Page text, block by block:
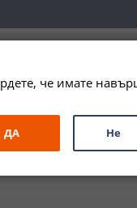
ЗА ПОДАРЪК ПРОМО
че имате
ДА Не